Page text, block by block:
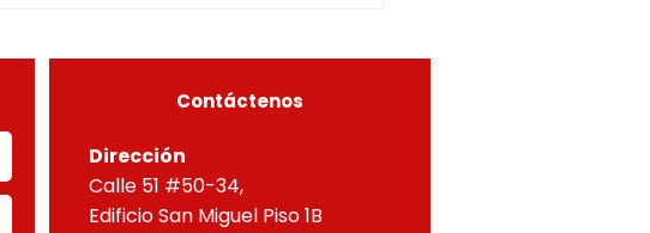
HORIZONTAL, correspondien
Contáctenos
Dirección
Calle 51 #50-34,
Edificio San Miguel Piso 1B